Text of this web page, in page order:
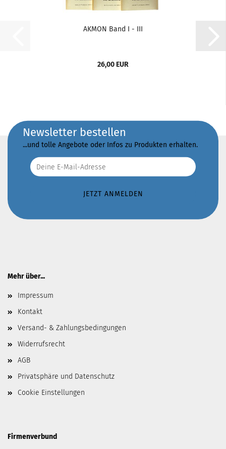
AKMON Band I - III
26,00 EUR
Newsletter bestellen
...und tolle Angebote oder Infos zu Produkten erhalten.
Mehr über...
Impressum
Kontakt
Versand- & Zahlungsbedingungen
Widerrufsrecht
AGB
Privatsphäre und Datenschutz
Cookie Einstellungen
Firmenverbund